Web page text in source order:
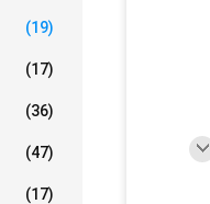
(19)
(17)
(36)
(47)
(17)